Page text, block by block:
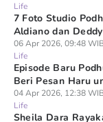
Life
7 Foto Studio
Aldiano dan
06 Apr 2026, 09:48
Life
Episode Baru
Beri Pesan Haru
04 Apr 2026, 12:38
Life
Sheila Dara